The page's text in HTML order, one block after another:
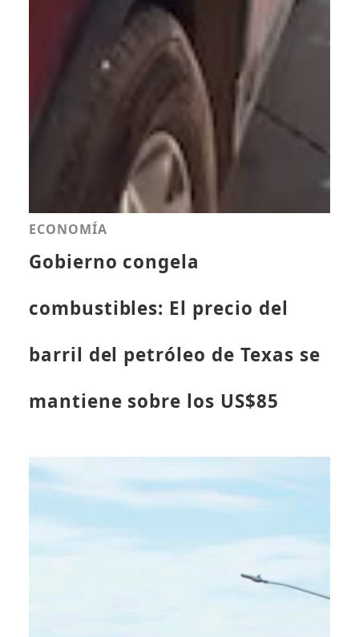
ECONOMÍA
Gobierno congela
combustibles: El precio del
barril del petróleo de Texas se
mantiene sobre los US$85